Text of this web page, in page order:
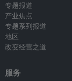
专题报道
产业焦点
专题系列报道
地区
改变经营之道
服务